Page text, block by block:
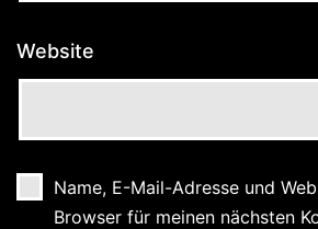
Website
Name, E-Mail-Adresse und
Browser für meinen nächsten